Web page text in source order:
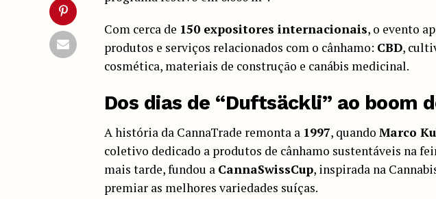
Com cerca de 150 expositores internacionais, o evento
produtos e serviços relacionados com o cânhamo: CBD,
cosmética, materiais de construção e canábis medicinal.
Dos dias de “Duftsäckli” ao boom
A história da CannaTrade remonta a 1997, quando Marco
coletivo dedicado a produtos de cânhamo sustentáveis na
mais tarde, fundou a CannaSwissCup, inspirada na
premiar as melhores variedades suíças.